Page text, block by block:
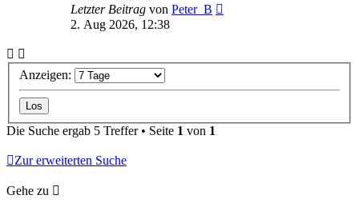
Letzter Beitrag von Peter_B
2. Aug 2026, 12:38
Anzeigen:
Die Suche ergab 5 Treffer • Seite 1 von 1
Zur erweiterten Suche
Gehe zu